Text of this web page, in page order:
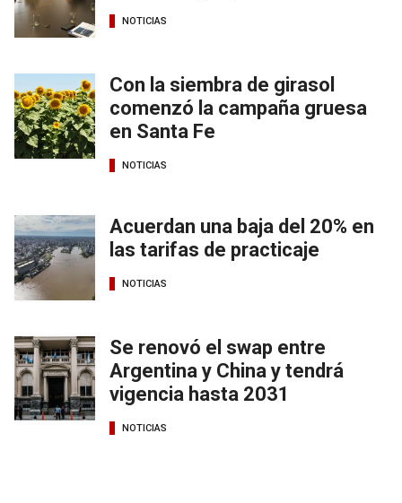
NOTICIAS
Con la siembra de girasol
comenzó la campaña gruesa
en Santa Fe
NOTICIAS
Acuerdan una baja del 20% en
las tarifas de practicaje
NOTICIAS
Se renovó el swap entre
Argentina y China y tendrá
vigencia hasta 2031
NOTICIAS